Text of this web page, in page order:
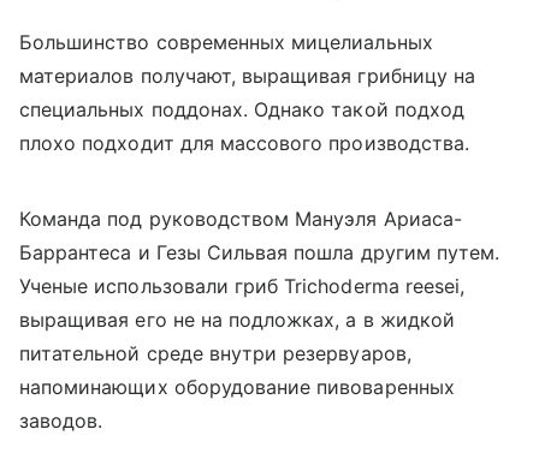
Большинство современных мицелиальных
материалов получают, выращивая грибницу на
специальных поддонах. Однако такой подход
плохо подходит для массового производства.
Команда под руководством Мануэля Ариаса-
Баррантеса и Гезы Сильвая пошла другим путем.
Ученые использовали гриб Trichoderma reesei,
выращивая его не на подложках, а в жидкой
питательной среде внутри резервуаров,
напоминающих оборудование пивоваренных
заводов.